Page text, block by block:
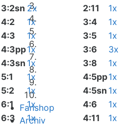
Fanshop
Archiv
3:2sn 2x
4:2
1x
4:3
1x
4:3pp1x
4:3sn 1x
5:1
1x
5:2
1x
6:1
1x
6:3
1x
2:11
1x
3:4
1x
3:5
1x
3:6
3x
3:8
1x
4:5pp1x
4:5sn 1x
4:6
1x
4:11
1x